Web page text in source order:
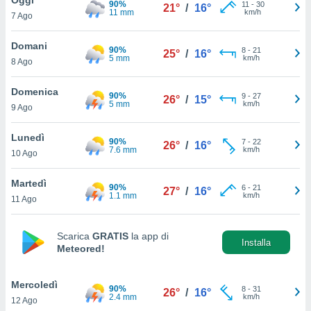
è
al sito
di
ci
di
il
un
la
nella
7 Ago
90%
11 mm
21° / 16° 11 - 30
km/h
Domani
8 Ago
90%
5 mm
25° / 16° 8- 21
km/h
Domenica
9 Ago
90%
5 mm
26° / 15° 9- 27
km/h
Lunedì
10 Ago
90%
7.6 mm
26° / 16° 7- 22
km/h
Martedì
11 Ago
90%
1.1 mm
27° / 16° 6- 21
km/h
Scarica GRATIS la app di
Meteored!
Installa
Mercoledì
12 Ago
90%
2.4 mm
26° / 16° 8- 31
km/h